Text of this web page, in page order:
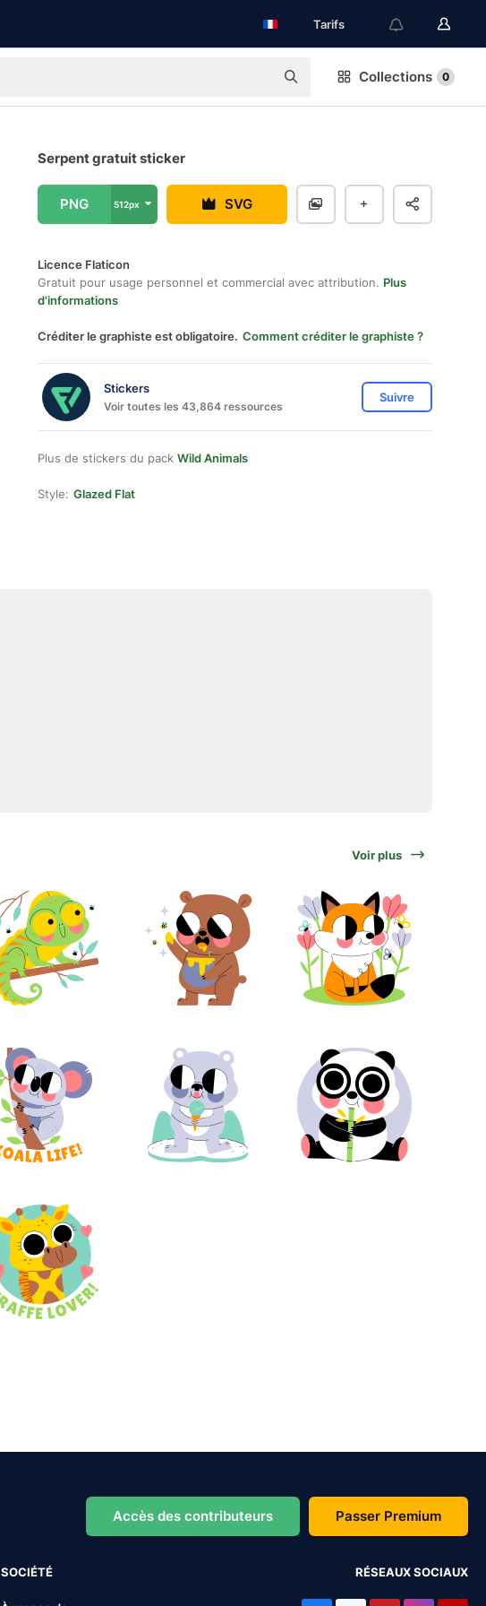
Tarifs
Collections 0
Serpent gratuit sticker
PNG 512px SVG
Licence Flaticon
Gratuit pour usage personnel et commercial avec attribution. Plus
d'informations
Créditer le graphiste est obligatoire. Comment créditer le graphiste ?
Stickers
Voir toutes les 43,864 ressources
Suivre
Plus de stickers du pack Wild Animals
Style: Glazed Flat
Voir plus
Accès des contributeurs Passer Premium
SOCIÉTÉ RÉSEAUX SOCIAUX